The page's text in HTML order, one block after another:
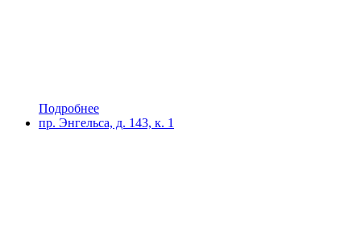
Подробнее
пр. Энгельса, д. 143, к. 1